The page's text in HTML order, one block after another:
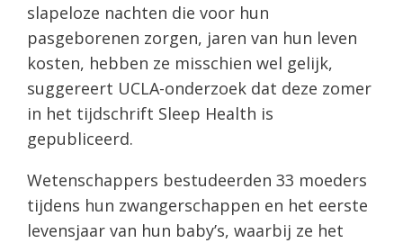
slapeloze nachten die voor hun
pasgeborenen zorgen, jaren van hun leven
kosten, hebben ze misschien wel gelijk,
suggereert UCLA-onderzoek dat deze zomer
in het tijdschrift Sleep Health is
gepubliceerd.
Wetenschappers bestudeerden 33 moeders
tijdens hun zwangerschappen en het eerste
levensjaar van hun baby’s, waarbij ze het